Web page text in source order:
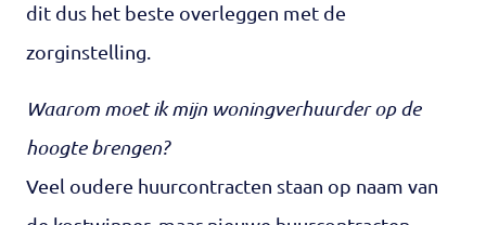
dit dus het beste overleggen met de
zorginstelling.
Waarom moet ik mijn woningverhuurder op de
hoogte brengen?
Veel oudere huurcontracten staan op naam van